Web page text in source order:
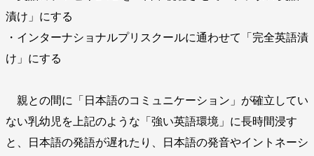
漬け」にする
・インターナショナルプリスクールに通わせて「完全英語漬
け」にする
親との間に「日本語のコミュニケーション」が確立してい
ない乳幼児を上記のような「強い英語環境」に長時間浸す
と、日本語の発語が遅れたり、日本語の発音やイントネーシ